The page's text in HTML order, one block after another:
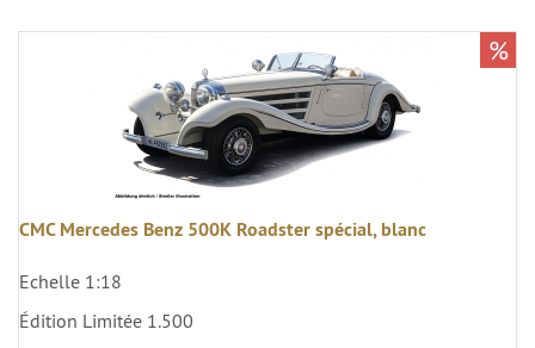
CMC Mercedes Benz 500K Roadster spécial, blanc
Echelle 1:18
Édition Limitée 1.500
%